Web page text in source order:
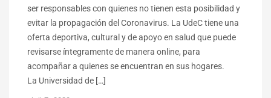
ser responsables con quienes no tienen esta posibilidad y
evitar la propagación del Coronavirus. La UdeC tiene una
oferta deportiva, cultural y de apoyo en salud que puede
revisarse íntegramente de manera online, para
acompañar a quienes se encuentran en sus hogares.
La Universidad de […]